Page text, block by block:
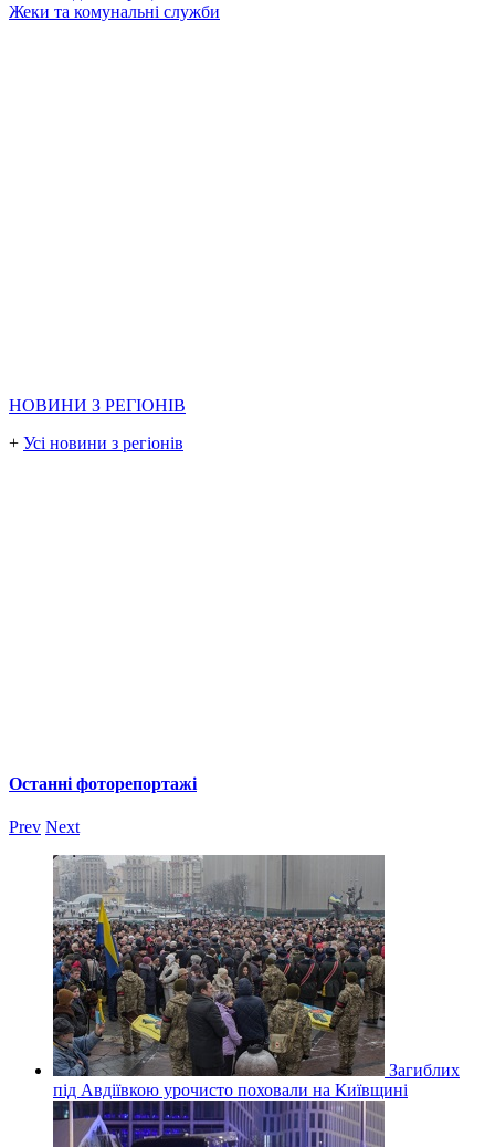
Жеки та комунальні служби
НОВИНИ З РЕГІОНІВ
+ Усі новини з регіонів
Останні фоторепортажі
Prev Next
Загиблих
під Авдіївкою урочисто поховали на Київщині